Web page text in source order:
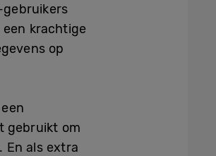
een krachtige
op
gebruikt om
En als extra